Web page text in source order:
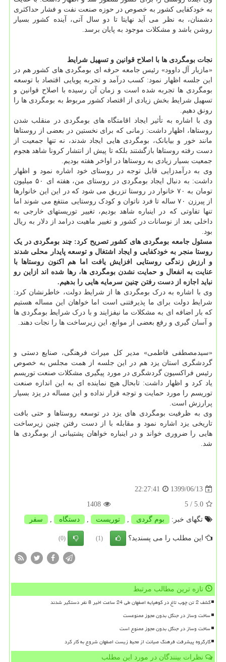
به خودکفایی کشور به خصوص در حوزه صنعت نفت و فشار حداکثری
دشمنان، به نظر می آید نهایتا تا دو سال آتی، آینده کشور بسیار
روشن باشد و مشکلات موجود به پایان برسد.
نجات بومگردی ها با اصلاح قوانین و تسهیل شرایط
«مازیار آل داوود» رئیس جامعه حرفه ای بومگردی های کشور هم در
این جلسه اظهار نمود: کسب درآمد و تجربه پویایی اقتصاد با توسعه
بومگردی ها تجربه شده است و زمان آن رسیده با اصلاح قوانین و
تسهیل شرایط بخش زیادی از اقتصاد کشور مربوط به بومگردی ها را
رونق دهیم.
وی با اشاره به تأثیر ایجاد اقامتگاه های بومگردی در منقلب شدن
روستاها، اظهار داشت: زمانی که برای نخستین در بعضی از روستاها
مانند خور و بیابانک، بومگردی هایی ایجاد شدند، نه تنها جمعیت از
دست رفته روستاها بازگشتند بلکه تا پیش از انتشار کرونا شاهد هجوم
جمعیت بسیار زیادی به روستاها در اواخر هفته بودیم.
وی به درآمدزایی قابل توجه در روستای خود اشاره نمود و اظهار
داشت: به دنبال ایجاد بومگردی در روستای من، هفته ای ۵۰ میلیون
تومان به ۷۰ خانوار در روستا تزریق می شود که در این این خانوارها
از پیرزن ۷۰ ساله تا فرد ناتوان و کودک روستایی منتفع می شوند اما
تنها تفاوتی که در اینباره شاهد بودیم، تغییر توریستهای خارجی به
داخلی بعد از نوسانات در کشور و تغییر ماهیت درامد از دلار به ریال
بود.
مسئول جامعه بومگردی های کشور تصریح کرد: چند بومگردی در یک
روستا منجر به خودکفایی و ایجاد اشتغال و توسعه پایدار محلی شدند
و ارزش زندگی روستایی افزایش یافت اما هم اکنون روستاها با
عنایت به انفعال و حمایت نشدن بومگردی ها، رها شده اند ازاین رو
نباید اجازه از دست رفتن چنین سرمایه هایی را بدهیم.
وی با اشاره به درک بومگردی ها از شرایط دولت، خاطرنشان کرد:
شرایط دولت برای ما پذیرفتنی است اما خواهان این مساله هستیم
که بار اضافه ای به مشکلات ما نیفزایند و با درک شرایط بومگردی ها
و آسان گیری و رفع بعضی از موانع، این زیرساخت ها را نجات دهند.
«سیدمصطفی فاطمی» مدیر کل میراث فرهنگی، صنایع دستی و
گردشگری استان یزد هم در این جلسه از همت مجلس به خصوص
رئیس فراکسیون گردشگری در مورد پیگیری مشکلات صنعت توریسم
یاد کرد و اظهار داشت: تابحال هیچ نماینده ای به این اندازه صنعت
توریسم را مورد حمایت و توجه قرار نداده و این مساله در یزد بسیار
پرارزش است.
وی به ظرفیت بومگردی های یزد در توسعه روستاها و حتی بافت
تاریخی یزد اشاره نمود و مقابله با از دست رفتن چنین زیرساخت
هایی را ضروری خواند و در اینباره خواهان پشتیبانی از بومگردی ها
شد.
1399/06/13
22:27:41
5.0
/ 5
1408
تگهای خبر:
بوم گردی , توریست , دستگاه , سفر
این مطلب را می پسندید؟ (1)
(0)
تازه ترین مطالب مرتبط
کشف 2 تن چوب تاغ در کوهپایه اصفهان طی 24 ساعت اخیر 8 نفر دستگیر شدند
ساخت وساز در جنگل بدون مجوز ممنوعست
ساخت وساز در جنگل بدون مجوز ممنوع است
کارگروه پیشرفت فرهنگ صیانت از محیط زیست اصفهان شروع به کار کرد
نظرات بینندگان در مورد این مطلب